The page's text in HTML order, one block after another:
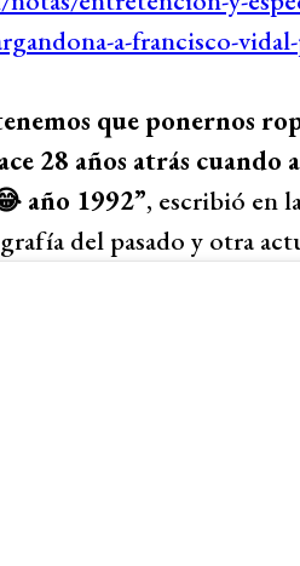
que ponernos
28 años atrás
año 1992”, escribió en
del pasado y otra